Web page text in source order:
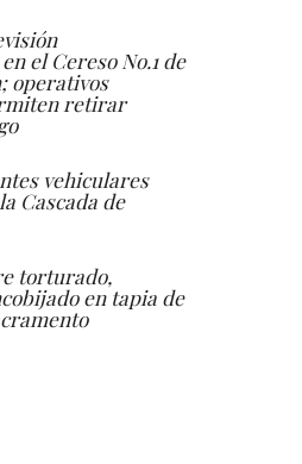
el Cereso No.1 de
operativos
retirar
vehiculares
Cascada de
torturado,
en tapia de